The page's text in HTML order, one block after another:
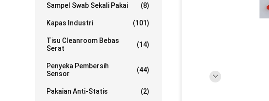
Sampel Swab Sekali Pakai (8)
Kapas Industri (101)
Tisu Cleanroom Bebas
Serat
(14)
Penyeka Pembersih
Sensor
(44)
Pakaian Anti-Statis (2)